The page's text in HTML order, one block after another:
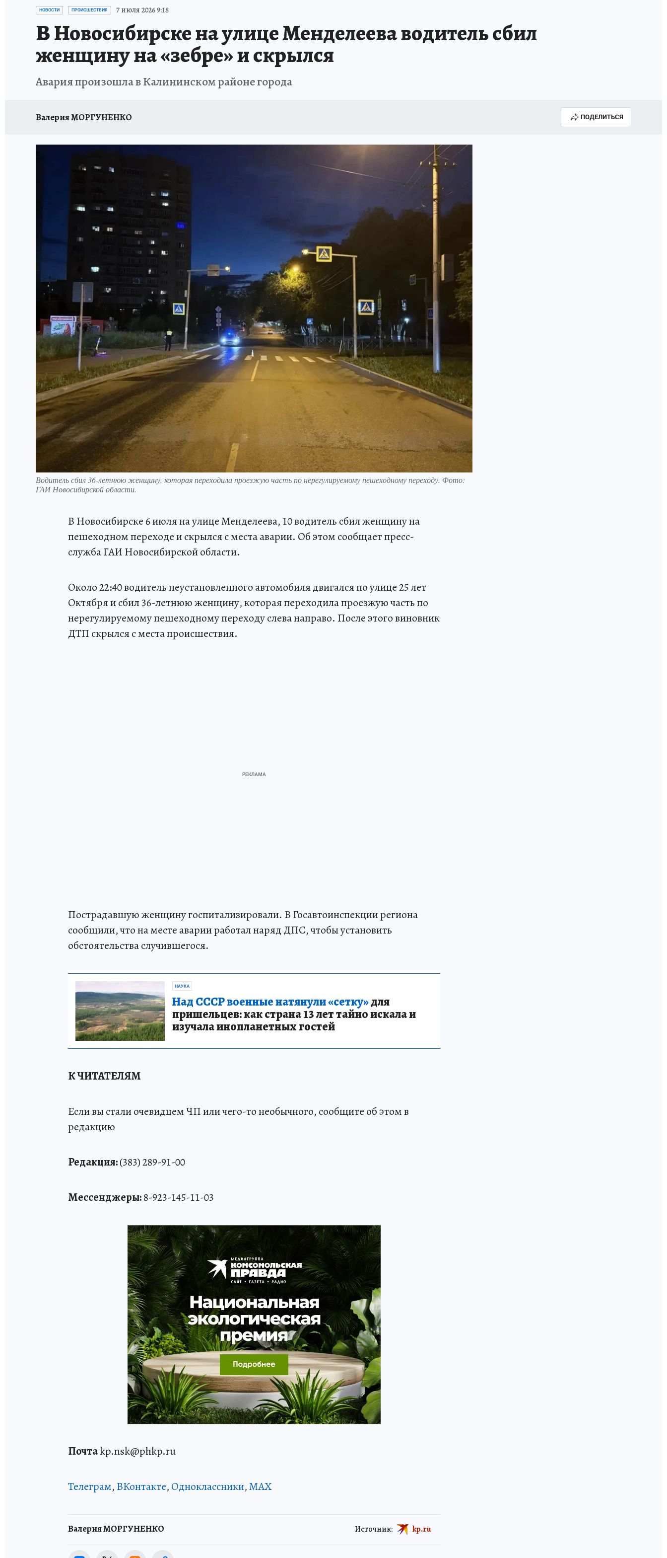
ОТДЫХ В РОССИИ ЗАПОВЕДНАЯ РОССИЯ
НОВОСТИ ПРОИСШЕСТВИЯ 7 июля 2026 9:18
В Новосибирске на улице Менделеева водитель сбил
женщину на «зебре» и скрылся
Авария произошла в Калининском районе города
Валерия МОРГУНЕНКО ПОДЕЛИТЬСЯ
Водитель сбил 36-летнюю женщину, которая переходила проезжую часть по нерегулируемому пешеходному переходу. Фото:
ГАИ Новосибирской области.
В Новосибирске 6 июля на улице Менделеева, 10 водитель сбил женщину на
пешеходном переходе и скрылся с места аварии. Об этом сообщает пресс-
служба ГАИ Новосибирской области.
Около 22:40 водитель неустановленного автомобиля двигался по улице 25 лет
Октября и сбил 36-летнюю женщину, которая переходила проезжую часть по
нерегулируемому пешеходному переходу слева направо. После этого виновник
ДТП скрылся с места происшествия.
Пострадавшую женщину госпитализировали. В Госавтоинспекции региона
сообщили, что на месте аварии работал наряд ДПС, чтобы установить
обстоятельства случившегося.
НАУКА
Над СССР военные натянули «сетку»для
пришельцев: как страна 13 лет тайно искала и
изучала инопланетных гостей
К ЧИТАТЕЛЯМ
Если вы стали очевидцем ЧП или чего-то необычного, сообщите об этом в
редакцию
Редакция:(383) 289-91-00
Мессенджеры:8-923-145-11-03
Почтаkp.nsk@phkp.ru
Телеграм, ВКонтакте, Одноклассники,MAX
Валерия МОРГУНЕНКО Источник: kp.ru